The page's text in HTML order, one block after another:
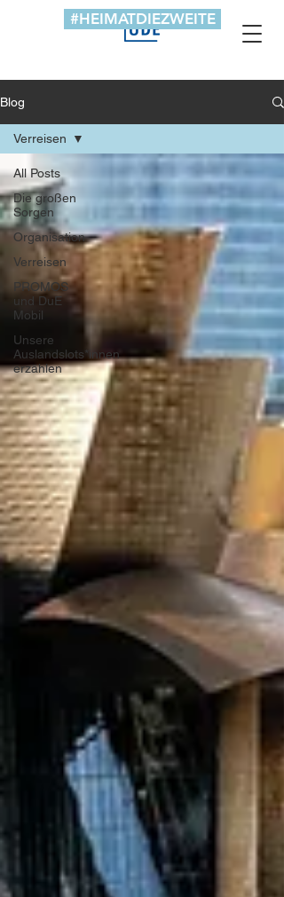
#HEIMATDIEZWEITE
Blog
All Posts
Die großen
Sorgen
Organisation
Verreisen
PROMOS
und DuE
Mobil
Unsere
Auslandslots*innen
erzählen
Verreisen